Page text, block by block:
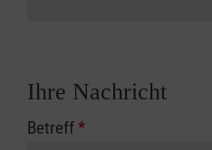
Ihre Nachricht
Betreff*